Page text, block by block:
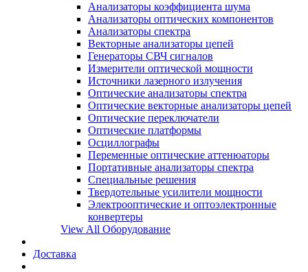
Анализаторы коэффициента шума
Анализаторы оптических компонентов
Анализаторы спектра
Векторные анализаторы цепей
Генераторы СВЧ сигналов
Измерители оптической мощности
Источники лазерного излучения
Оптические анализаторы спектра
Оптические векторные анализаторы цепей
Оптические переключатели
Оптические платформы
Осциллографы
Переменные оптические аттенюаторы
Портативные анализаторы спектра
Специальные решения
Твердотельные усилители мощности
Электрооптические и оптоэлектронные
конвертеры
View All Оборудование
Доставка